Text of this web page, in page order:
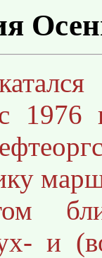
1976
и